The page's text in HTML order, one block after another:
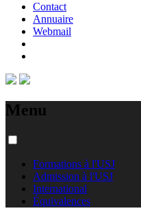
Contact
Annuaire
Webmail
Menu
Formations à l'USJ
Admission à l'USJ
International
Équivalences